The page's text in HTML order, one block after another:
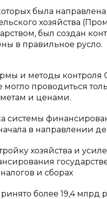
была
хозяйства
был создан
в правильное русло.
и методы
проводиться
и ценами.
системы
в направлении
хозяйства и
и сборах
более 19,4 млрд